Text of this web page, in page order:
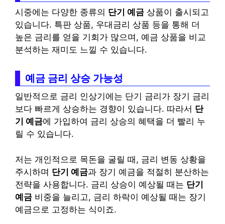
시중에는 다양한 종류의 단기 예금 상품이 출시되고
있습니다. 특판 상품, 우대금리 상품 등을 통해 더
높은 금리를 얻을 기회가 많으며, 예금 상품을 비교
분석하는 재미도 느낄 수 있습니다.
예금 금리 상승 가능성
일반적으로 금리 인상기에는 단기 금리가 장기 금리
보다 빠르게 상승하는 경향이 있습니다. 따라서 단
기 예금에 가입하여 금리 상승의 혜택을 더 빨리 누
릴 수 있습니다.
저는 개인적으로 목돈을 굴릴 때, 금리 변동 상황을
주시하며 단기 예금과 장기 예금을 적절히 분산하는
전략을 사용합니다. 금리 상승이 예상될 때는 단기
예금 비중을 늘리고, 금리 하락이 예상될 때는 장기
예금으로 고정하는 식이죠.